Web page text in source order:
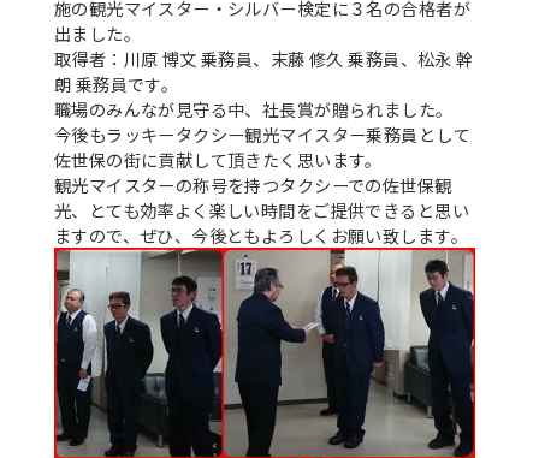
施の観光マイスター・シルバー検定に３名の合格者が
出ました。
取得者：川原 博文 乗務員、末藤 修久 乗務員、松永 幹
朗 乗務員です。
職場のみんなが見守る中、社長賞が贈られました。
今後もラッキータクシー観光マイスター乗務員として
佐世保の街に貢献して頂きたく思います。
観光マイスターの称号を持つタクシーでの佐世保観
光、とても効率よく楽しい時間をご提供できると思い
ますので、ぜひ、今後ともよろしくお願い致します。